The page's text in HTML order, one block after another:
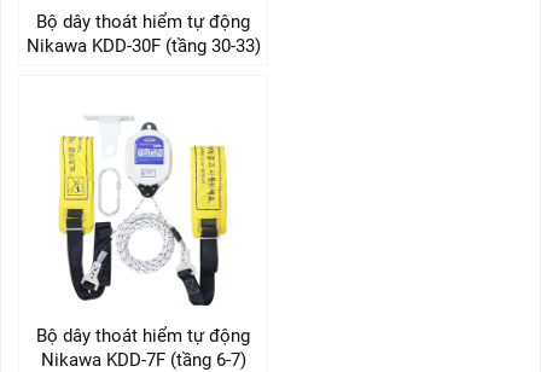
Bộ dây thoát hiểm tự động
Nikawa KDD-30F (tầng 30-33)
Bộ dây thoát hiểm tự động
Nikawa KDD-7F (tầng 6-7)